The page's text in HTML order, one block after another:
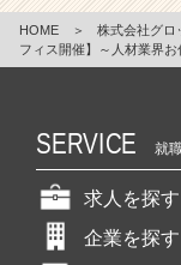
HOME ＞ 株式会社グロ
フィス開催】～人材業界
SERVICE 就
求人を探す
企業を探す